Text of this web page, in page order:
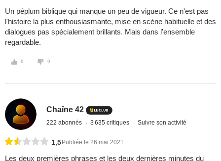
Un péplum biblique qui manque un peu de vigueur. Ce n'est pas
l'histoire la plus enthousiasmante, mise en scène habituelle et des
dialogues pas spécialement brillants. Mais dans l'ensemble
regardable.
0 0
Chaîne 42
222 abonnés 3 635 critiques Suivre son activité
1,5 Publiée le 26 mai 2021
Les deux premières phrases et les deux dernières minutes du